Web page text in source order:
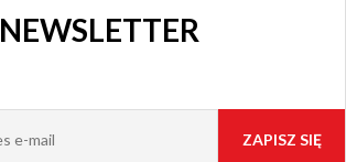
NEWSLETTER